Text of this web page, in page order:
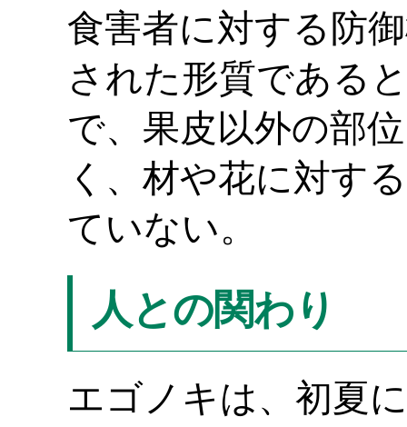
食害者に対する防
された形質である
で、果皮以外の部
く、材や花に対す
ていない。
人との関わり
エゴノキは、初夏